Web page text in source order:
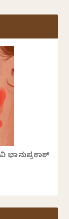
ಭಾನುಪ್ರಕಾಶ್